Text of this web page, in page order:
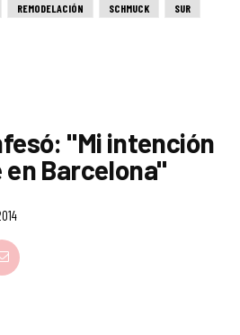
REMODELACIÓN SCHMUCK
SUR